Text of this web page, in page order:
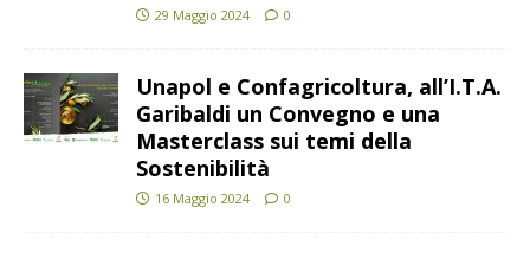
29 Maggio 2024 0
Unapol e Confagricoltura, all’I.T.A.
Garibaldi un Convegno e una
Masterclass sui temi della
Sostenibilità
16 Maggio 2024 0